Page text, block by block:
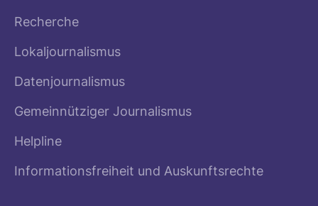
Recherche
Lokaljournalismus
Datenjournalismus
Gemeinnütziger Journalismus
Helpline
Informationsfreiheit und Auskunftsrechte